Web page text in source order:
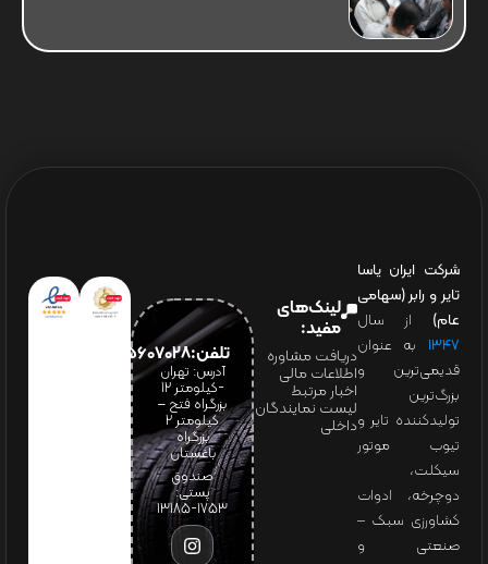
شرکت ایران یاسا
تایر و رابر (سهامی
عام) از سال
۱۳۴۷ به عنوان
قدیمی‌ترین و
بزرگ‌ترین
تولیدکننده تایر و
تیوب موتور
سیکلت،
دوچرخه، ادوات
کشاورزی سبک –
صنعتی و
لینک‌های
مفید:
دریافت مشاوره
اطلاعات مالی
اخبار مرتبط
لیست نمایندگان
داخلی
تلفن:65607028(021)
آدرس: تهران
-کیلومتر 12
بزرگراه فتح –
کیلومتر ۲
بزرگراه
باغستان
صندوق
پستی:
1753-13185